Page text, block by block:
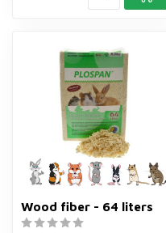
Wood fiber - 64 liters